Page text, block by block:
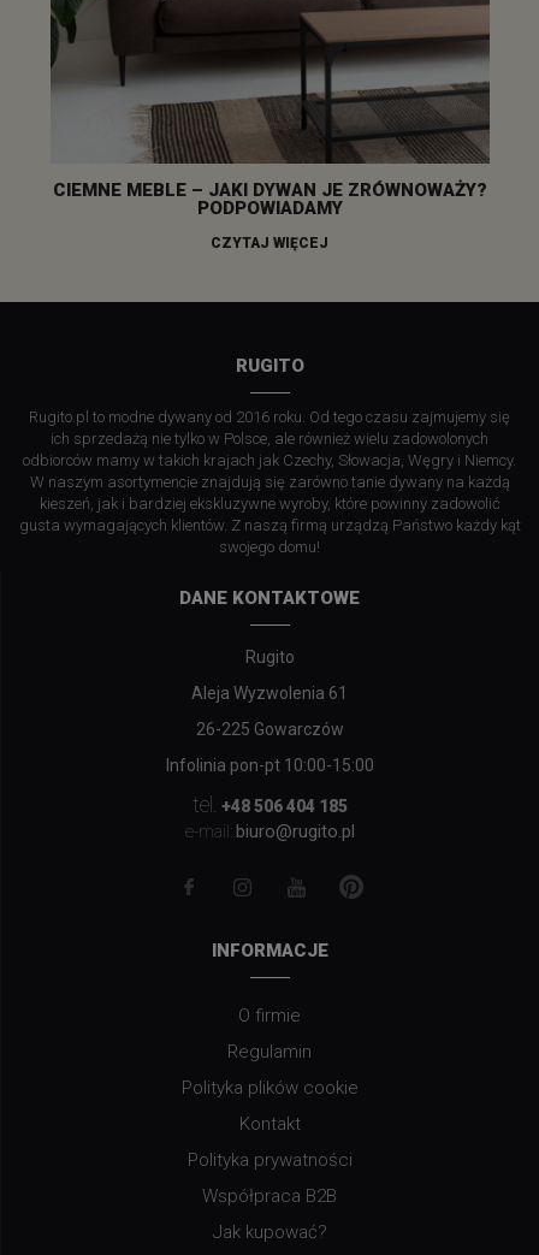
CIEMNE MEBLE – JAKI DYWAN JE ZRÓWNOWAŻY?
PODPOWIADAMY
CZYTAJ WIĘCEJ
RUGITO
Rugito.pl to modne dywany od 2016 roku. Od tego czasu zajmujemy się
ich sprzedażą nie tylko w Polsce, ale również wielu zadowolonych
odbiorców mamy w takich krajach jak Czechy, Słowacja, Węgry i Niemcy.
W naszym asortymencie znajdują się zarówno tanie dywany na każdą
kieszeń, jak i bardziej ekskluzywne wyroby, które powinny zadowolić
gusta wymagających klientów. Z naszą firmą urządzą Państwo każdy kąt
swojego domu!
DANE KONTAKTOWE
Rugito
Aleja Wyzwolenia 61
26-225 Gowarczów
Infolinia pon-pt 10:00-15:00
tel.
+48 506 404 185
e-mail: biuro@rugito.pl
INFORMACJE
O firmie
Regulamin
Polityka plików cookie
Kontakt
Polityka prywatności
Współpraca B2B
Jak kupować?